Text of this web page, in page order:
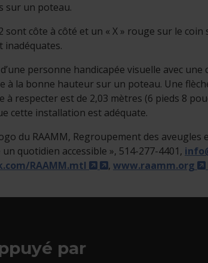
sur un poteau.
sont côte à côté et un « X » rouge sur le
inadéquates.
personne handicapée visuelle avec
à la bonne hauteur sur un poteau. Une
à respecter est de 2,03 mètres (6 pieds 8
cette installation est adéquate.
du RAAMM, Regroupement des
quotidien accessible », 514-277-4401,
dans une nouvelle fenêtre.
RAAMM.mtl Ce lien s’ouvrira dans
- Cet hyperlien
, www.raamm.org
par